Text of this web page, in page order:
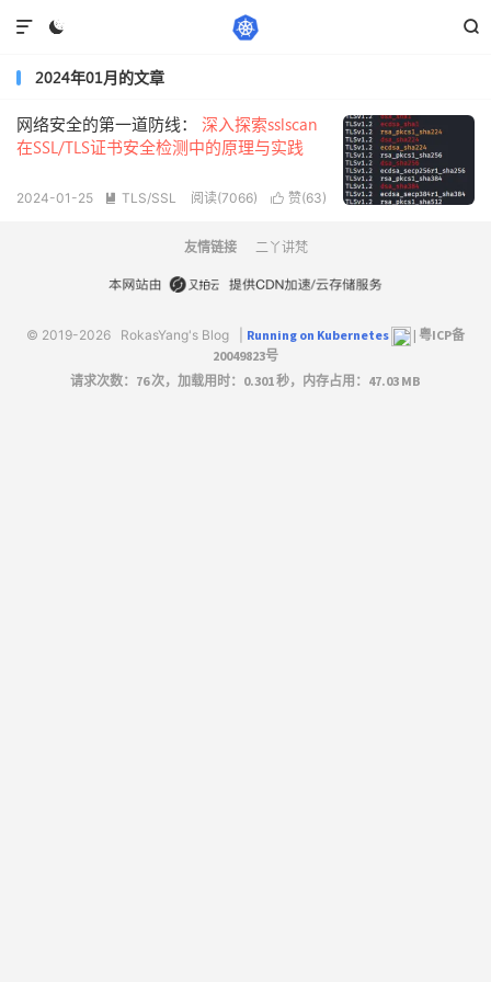



2024年01月的文章
网络安全的第一道防线： 深入探索sslscan
在SSL/TLS证书安全检测中的原理与实践
 赞(63)
2024-01-25  TLS/SSL 阅读(7066)
友情链接 二丫讲梵
© 2019-2026 RokasYang's Blog Running on Kubernetes | 粤ICP备
20049823号
请求次数：76 次，加载用时：0.301 秒，内存占用：47.03 MB